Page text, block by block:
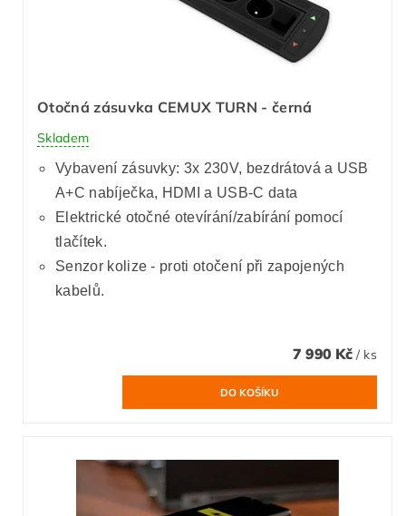
Otočná zásuvka CEMUX TURN - černá
Skladem
Vybavení zásuvky: 3x 230V, bezdrátová a USB
A+C nabíječka, HDMI a USB-C data
Elektrické otočné otevírání/zabírání pomocí
tlačítek.
Senzor kolize - proti otočení při zapojených
kabelů.
7 990 Kč / ks